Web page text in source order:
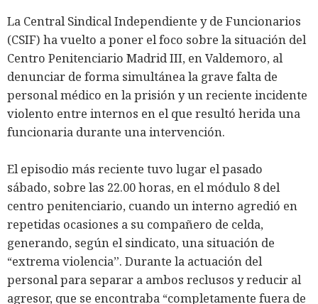
La Central Sindical Independiente y de Funcionarios
(CSIF) ha vuelto a poner el foco sobre la situación del
Centro Penitenciario Madrid III, en Valdemoro, al
denunciar de forma simultánea la grave falta de
personal médico en la prisión y un reciente incidente
violento entre internos en el que resultó herida una
funcionaria durante una intervención.
El episodio más reciente tuvo lugar el pasado
sábado, sobre las 22.00 horas, en el módulo 8 del
centro penitenciario, cuando un interno agredió en
repetidas ocasiones a su compañero de celda,
generando, según el sindicato, una situación de
“extrema violencia”. Durante la actuación del
personal para separar a ambos reclusos y reducir al
agresor, que se encontraba “completamente fuera de